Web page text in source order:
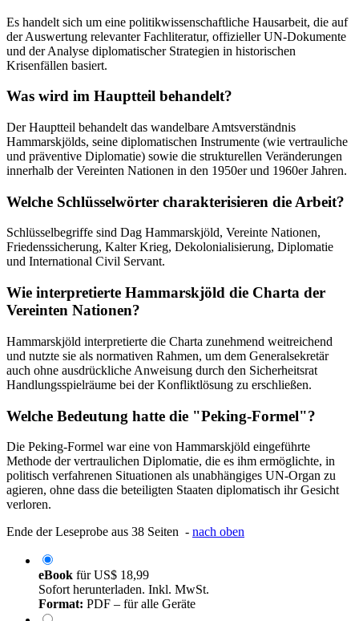
Es handelt sich um eine politikwissenschaftliche Hausarbeit, die auf
der Auswertung relevanter Fachliteratur, offizieller UN-Dokumente
und der Analyse diplomatischer Strategien in historischen
Krisenfällen basiert.
Was wird im Hauptteil behandelt?
Der Hauptteil behandelt das wandelbare Amtsverständnis
Hammarskjölds, seine diplomatischen Instrumente (wie vertrauliche
und präventive Diplomatie) sowie die strukturellen Veränderungen
innerhalb der Vereinten Nationen in den 1950er und 1960er Jahren.
Welche Schlüsselwörter charakterisieren die Arbeit?
Schlüsselbegriffe sind Dag Hammarskjöld, Vereinte Nationen,
Friedenssicherung, Kalter Krieg, Dekolonialisierung, Diplomatie
und International Civil Servant.
Wie interpretierte Hammarskjöld die Charta der
Vereinten Nationen?
Hammarskjöld interpretierte die Charta zunehmend weitreichend
und nutzte sie als normativen Rahmen, um dem Generalsekretär
auch ohne ausdrückliche Anweisung durch den Sicherheitsrat
Handlungsspielräume bei der Konfliktlösung zu erschließen.
Welche Bedeutung hatte die "Peking-Formel"?
Die Peking-Formel war eine von Hammarskjöld eingeführte
Methode der vertraulichen Diplomatie, die es ihm ermöglichte, in
politisch verfahrenen Situationen als unabhängiges UN-Organ zu
agieren, ohne dass die beteiligten Staaten diplomatisch ihr Gesicht
verloren.
Ende der Leseprobe aus 38 Seiten - nach oben
eBook fürUS$ 18,99
Sofort herunterladen. Inkl. MwSt.
Format: PDF – für alle Geräte